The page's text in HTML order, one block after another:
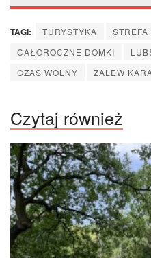
TAGI: TURYSTYKA STREFA
CAŁOROCZNE DOMKI
CZAS WOLNY
ZALEW
Czytaj również